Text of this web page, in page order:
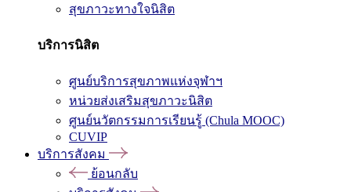
สุขภาวะทางใจนิสิต
บริการนิสิต
ศูนย์บริการสุขภาพแห่งจุฬาฯ
หน่วยส่งเสริมสุขภาวะนิสิต
ศูนย์นวัตกรรมการเรียนรู้ (Chula MOOC)
CUVIP
บริการสังคม
ย้อนกลับ